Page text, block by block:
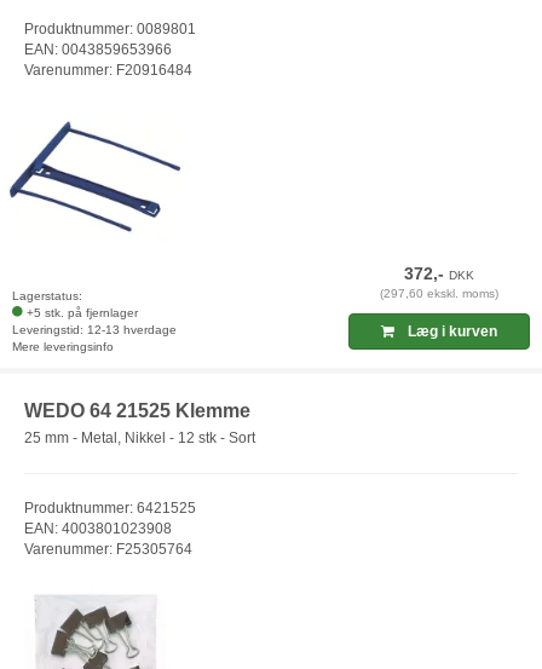
Produktnummer: 0089801
EAN: 0043859653966
Varenummer: F20916484
Lagerstatus:
+5 stk. på fjernlager
Leveringstid: 12-13 hverdage
Mere leveringsinfo
372,-DKK
(297,60 ekskl. moms)
Læg i kurven
WEDO 64 21525 Klemme
25 mm - Metal, Nikkel - 12 stk - Sort
Produktnummer: 6421525
EAN: 4003801023908
Varenummer: F25305764